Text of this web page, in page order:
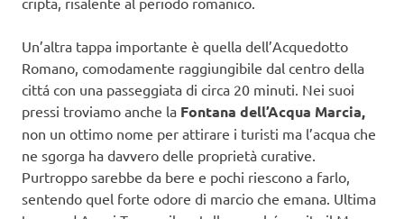
Un’altra tappa importante è quella dell’Acquedotto
Romano, comodamente raggiungibile dal centro della
cittá con una passeggiata di circa 20 minuti. Nei suoi
pressi troviamo anche la Fontana dell’Acqua Marcia,
non un ottimo nome per attirare i turisti ma l’acqua che
ne sgorga ha davvero delle proprietà curative.
Purtroppo sarebbe da bere e pochi riescono a farlo,
sentendo quel forte odore di marcio che emana. Ultima